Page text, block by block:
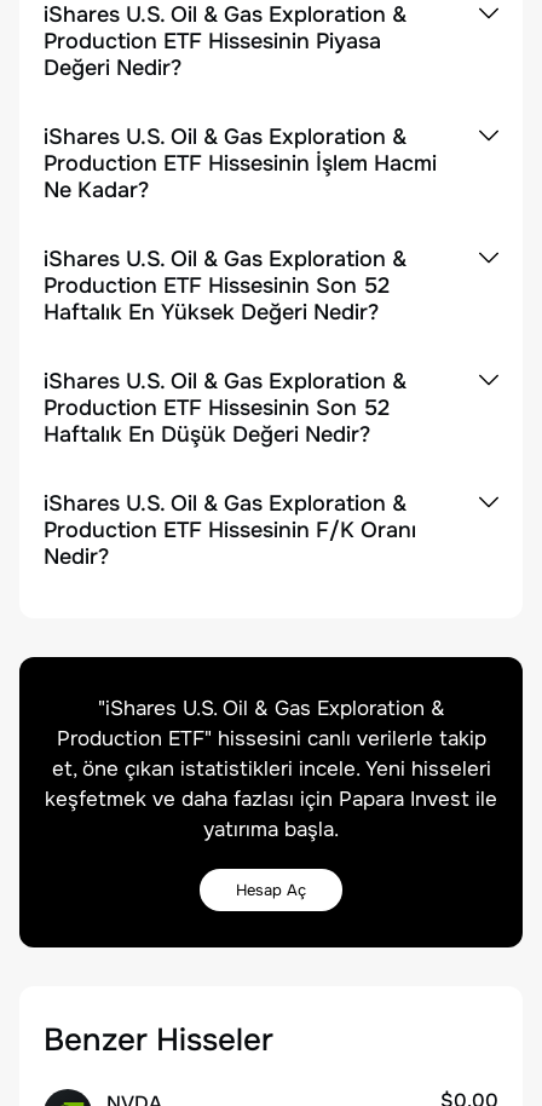
iShares U.S. Oil & Gas Exploration &
Production ETF Hissesinin Piyasa
Değeri Nedir?
iShares U.S. Oil & Gas Exploration &
Production ETF Hissesinin İşlem Hacmi
Ne Kadar?
iShares U.S. Oil & Gas Exploration &
Production ETF Hissesinin Son 52
Haftalık En Yüksek Değeri Nedir?
iShares U.S. Oil & Gas Exploration &
Production ETF Hissesinin Son 52
Haftalık En Düşük Değeri Nedir?
iShares U.S. Oil & Gas Exploration &
Production ETF Hissesinin F/K Oranı
Nedir?
"iShares U.S. Oil & Gas Exploration &
Production ETF" hissesini canlı verilerle takip
et, öne çıkan istatistikleri incele. Yeni hisseleri
keşfetmek ve daha fazlası için Papara Invest ile
yatırıma başla.
Hesap Aç
Benzer Hisseler
$0.00